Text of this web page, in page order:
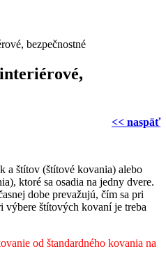
bezpečnostné
<< naspäť
a štítov (štítové kovania) alebo
ktoré sa osadia na jedny dvere.
dobe prevažujú, čím sa pri
štítových kovaní je treba
od štandardného kovania na